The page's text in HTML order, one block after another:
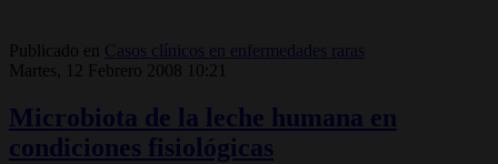
Publicado en
Casos clínicos en enfermedades raras
Martes, 12 Febrero 2008 10:21
Microbiota de la leche humana en
condiciones fisiológicas